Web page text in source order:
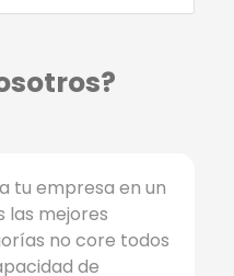
tu empresa en un
las mejores
no core todos
de